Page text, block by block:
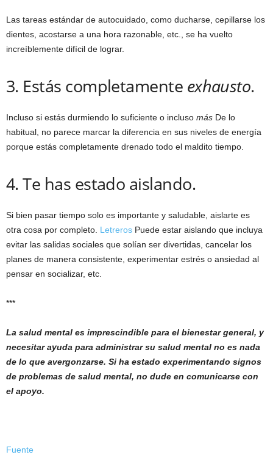
Las tareas estándar de autocuidado, como ducharse, cepillarse los
dientes, acostarse a una hora razonable, etc., se ha vuelto
increíblemente difícil de lograr.
3. Estás completamente exhausto.
Incluso si estás durmiendo lo suficiente o incluso más De lo
habitual, no parece marcar la diferencia en sus niveles de energía
porque estás completamente drenado todo el maldito tiempo.
4. Te has estado aislando.
Si bien pasar tiempo solo es importante y saludable, aislarte es
otra cosa por completo. Letreros Puede estar aislando que incluya
evitar las salidas sociales que solían ser divertidas, cancelar los
planes de manera consistente, experimentar estrés o ansiedad al
pensar en socializar, etc.
***
La salud mental es imprescindible para el bienestar general, y
necesitar ayuda para administrar su salud mental no es nada
de lo que avergonzarse. Si ha estado experimentando signos
de problemas de salud mental, no dude en comunicarse con
el apoyo.
Fuente